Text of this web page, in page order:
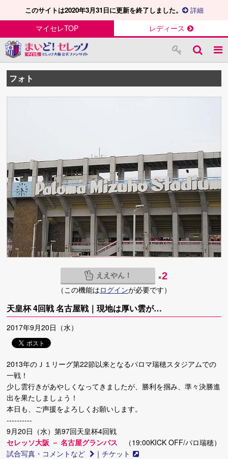
このサイトは2020年3月31日に更新を終了しました。 詳細
マイセレTOP レディース
フォト
ええやん！ ×2
（この機能はログインが必要です）
天皇杯 4回戦 名古屋戦｜現地は厚い雲が…
2017年9月20日（水）
2013年のＪ１リーグ第22節以来となるパロマ瑞穂スタジアムでの
一戦！
少し雲行きがあやしくなってきましたが、勝利を掴み、準々決勝進
出を果たしましょう！
本日も、ご声援をよろしくお願いします。
----------
9月20日（水）第97回天皇杯4回戦
セレッソ大阪 － 名古屋グランパス （19:00KICK OFF/パロ瑞穂）
試合写真・コメントなど
｜チケット